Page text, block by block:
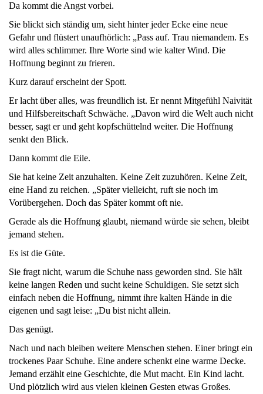
Da kommt die Angst vorbei.
Sie blickt sich ständig um, sieht hinter jeder Ecke eine neue
Gefahr und flüstert unaufhörlich: „Pass auf. Trau niemandem. Es
wird alles schlimmer. Ihre Worte sind wie kalter Wind. Die
Hoffnung beginnt zu frieren.
Kurz darauf erscheint der Spott.
Er lacht über alles, was freundlich ist. Er nennt Mitgefühl Naivität
und Hilfsbereitschaft Schwäche. „Davon wird die Welt auch nicht
besser, sagt er und geht kopfschüttelnd weiter. Die Hoffnung
senkt den Blick.
Dann kommt die Eile.
Sie hat keine Zeit anzuhalten. Keine Zeit zuzuhören. Keine Zeit,
eine Hand zu reichen. „Später vielleicht, ruft sie noch im
Vorübergehen. Doch das Später kommt oft nie.
Gerade als die Hoffnung glaubt, niemand würde sie sehen, bleibt
jemand stehen.
Es ist die Güte.
Sie fragt nicht, warum die Schuhe nass geworden sind. Sie hält
keine langen Reden und sucht keine Schuldigen. Sie setzt sich
einfach neben die Hoffnung, nimmt ihre kalten Hände in die
eigenen und sagt leise: „Du bist nicht allein.
Das genügt.
Nach und nach bleiben weitere Menschen stehen. Einer bringt ein
trockenes Paar Schuhe. Eine andere schenkt eine warme Decke.
Jemand erzählt eine Geschichte, die Mut macht. Ein Kind lacht.
Und plötzlich wird aus vielen kleinen Gesten etwas Großes.